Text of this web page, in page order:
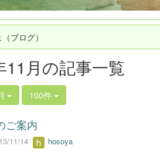
ブログ）
11月の記事一覧
100件
ご案内
11/14 hosoya